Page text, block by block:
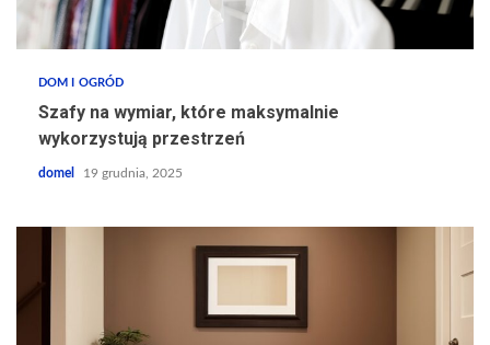
DOM I OGRÓD
Szafy na wymiar, które maksymalnie
wykorzystują przestrzeń
domel 19 grudnia, 2025